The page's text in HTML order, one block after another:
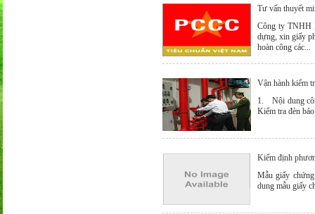
Tư vấn thuyết
Công ty TNHH
dựng, xin giấy
hoàn công các...
Vận hành kiểm
1. Nội dung
Kiểm tra đèn
Kiểm định
Mẫu giấy
dung mẫu giấy